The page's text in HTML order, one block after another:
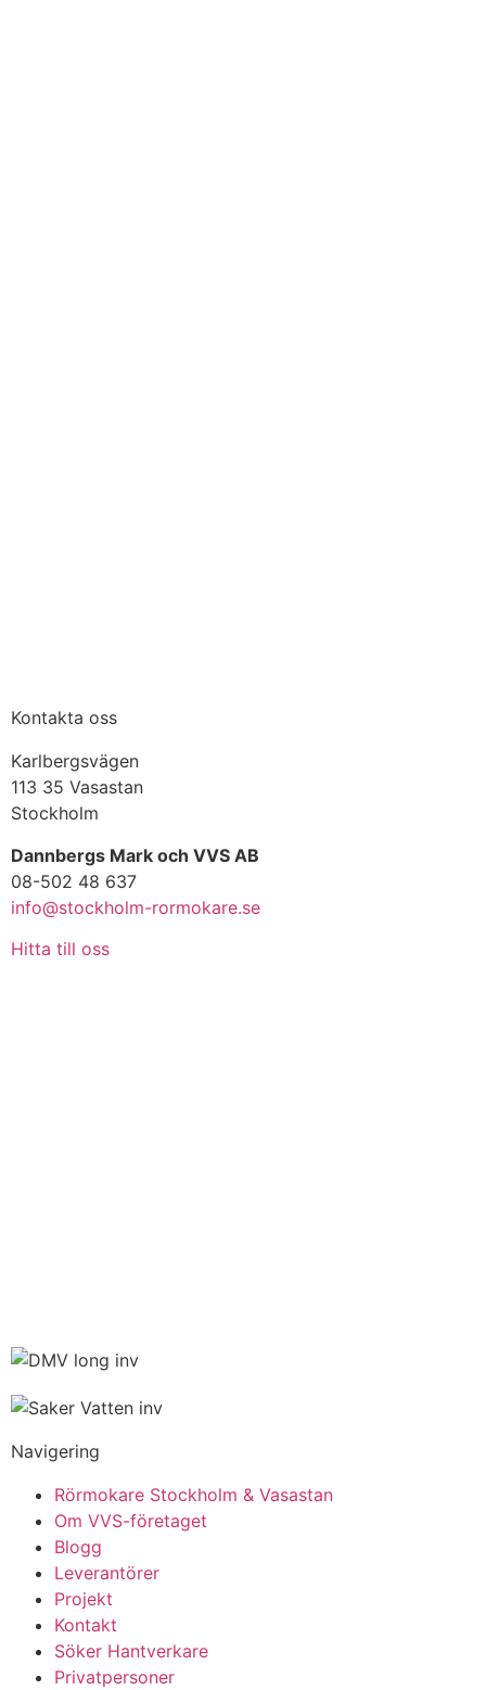
Kontakta oss
Karlbergsvägen
113 35 Vasastan
Stockholm
Dannbergs Mark och VVS AB
08-502 48 637
info@stockholm-rormokare.se
Hitta till oss
Navigering
Rörmokare Stockholm & Vasastan
Om VVS-företaget
Blogg
Leverantörer
Projekt
Kontakt
Söker Hantverkare
Privatpersoner